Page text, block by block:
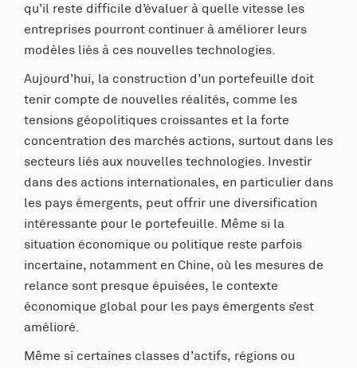
qu’il reste difficile d’évaluer à quelle vitesse les
entreprises pourront continuer à améliorer leurs
modèles liés à ces nouvelles technologies.
Aujourd’hui, la construction d’un portefeuille doit
tenir compte de nouvelles réalités, comme les
tensions géopolitiques croissantes et la forte
concentration des marchés actions, surtout dans les
secteurs liés aux nouvelles technologies. Investir
dans des actions internationales, en particulier dans
les pays émergents, peut offrir une diversification
intéressante pour le portefeuille. Même si la
situation économique ou politique reste parfois
incertaine, notamment en Chine, où les mesures de
relance sont presque épuisées, le contexte
économique global pour les pays émergents s’est
amélioré.
Même si certaines classes d’actifs, régions ou